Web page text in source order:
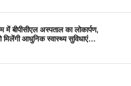
में बीपीसीएल अस्पताल का लोकार्पण,
मिलेंगी आधुनिक स्वास्थ्य सुविधाएं…